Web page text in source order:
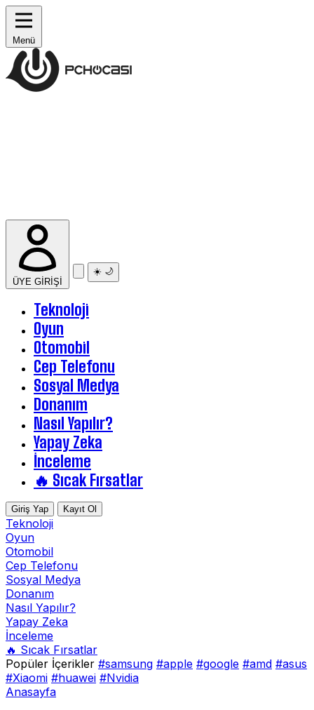
Menü
ÜYE GİRİŞİ
☀️ 🌙
Teknoloji
Oyun
Otomobil
Cep Telefonu
Sosyal Medya
Donanım
Nasıl Yapılır?
Yapay Zeka
İnceleme
🔥 Sıcak Fırsatlar
Giriş Yap Kayıt Ol
Teknoloji
Oyun
Otomobil
Cep Telefonu
Sosyal Medya
Donanım
Nasıl Yapılır?
Yapay Zeka
İnceleme
🔥 Sıcak Fırsatlar
Popüler İçerikler #samsung #apple #google #amd #asus
#Xiaomi #huawei #Nvidia
Anasayfa